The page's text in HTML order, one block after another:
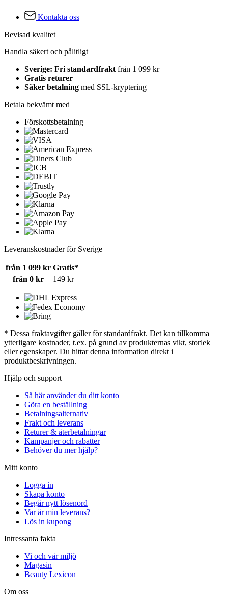
Kontakta oss
Bevisad kvalitet
Handla säkert och pålitligt
Sverige: Fri standardfrakt från 1 099 kr
Gratis returer
Säker betalning med SSL-kryptering
Betala bekvämt med
Förskottsbetalning
Leveranskostnader för Sverige
från 1 099 kr Gratis*
från 0 kr
149 kr
* Dessa fraktavgifter gäller för standardfrakt. Det kan tillkomma
ytterligare kostnader, t.ex. på grund av produkternas vikt, storlek
eller egenskaper. Du hittar denna information direkt i
produktbeskrivningen.
Hjälp och support
Så här använder du ditt konto
Göra en beställning
Betalningsalternativ
Frakt och leverans
Returer & återbetalningar
Kampanjer och rabatter
Behöver du mer hjälp?
Mitt konto
Logga in
Skapa konto
Begär nytt lösenord
Var är min leverans?
Lös in kupong
Intressanta fakta
Vi och vår miljö
Magasin
Beauty Lexicon
Om oss